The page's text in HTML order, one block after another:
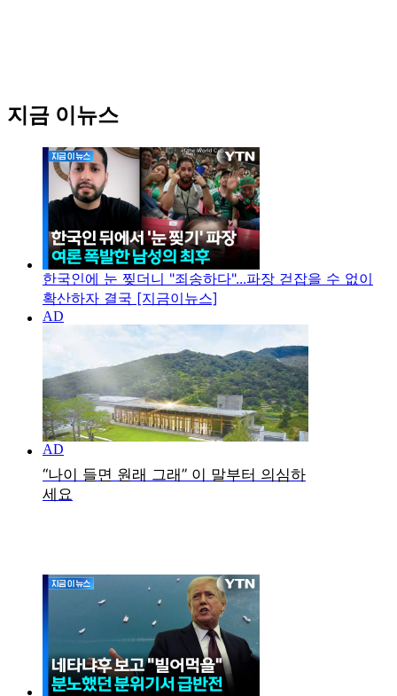
지금 이뉴스
한국인에 눈 찢더니 "죄송하다"...파장 걷잡을 수 없이
확산하자 결국 [지금이뉴스]